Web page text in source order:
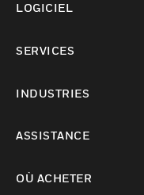
LOGICIEL
SERVICES
INDUSTRIES
ASSISTANCE
OÙ ACHETER